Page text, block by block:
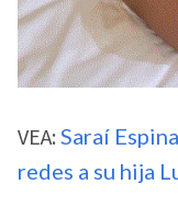
VEA: Saraí
redes a su hija